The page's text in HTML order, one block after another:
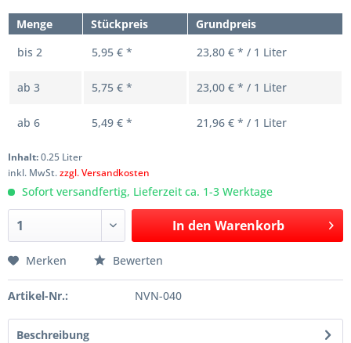
Menge Stückpreis
Grundpreis
bis 2 5,95 € * 23,80 € * / 1 Liter
ab 3 5,75 € * 23,00 € * / 1 Liter
ab 6 5,49 € * 21,96 € * / 1 Liter
Inhalt:0.25 Liter
inkl. MwSt.zzgl. Versandkosten
Sofort versandfertig, Lieferzeit ca. 1-3 Werktage
In den Warenkorb
Merken Bewerten
Artikel-Nr.: NVN-040
Beschreibung